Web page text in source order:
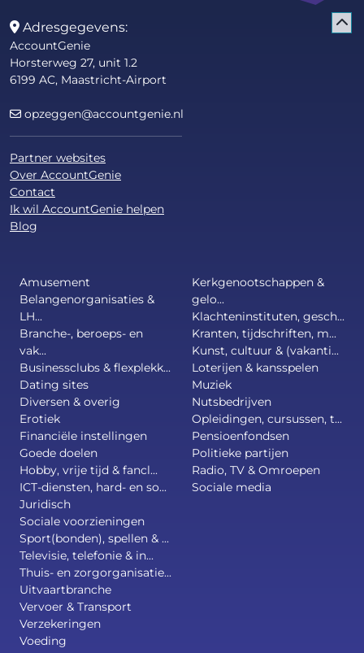
Adresgegevens:
AccountGenie
Horsterweg 27, unit 1.2
6199 AC, Maastricht-Airport
opzeggen@accountgenie.nl
Partner websites
Over AccountGenie
Contact
Ik wil AccountGenie helpen
Blog
Amusement
Belangenorganisaties &
LH...
Branche-, beroeps- en
vak...
Businessclubs & flexplekk...
Dating sites
Diversen & overig
Erotiek
Financiële instellingen
Goede doelen
Hobby, vrije tijd & fancl...
ICT-diensten, hard- en so...
Juridisch
Kerkgenootschappen &
gelo...
Klachteninstituten, gesch...
Kranten, tijdschriften, m...
Kunst, cultuur & (vakanti...
Loterijen & kansspelen
Muziek
Nutsbedrijven
Opleidingen, cursussen, t...
Pensioenfondsen
Politieke partijen
Radio, TV & Omroepen
Sociale media
Sociale voorzieningen
Sport(bonden), spellen & ...
Televisie, telefonie & in...
Thuis- en zorgorganisatie...
Uitvaartbranche
Vervoer & Transport
Verzekeringen
Voeding